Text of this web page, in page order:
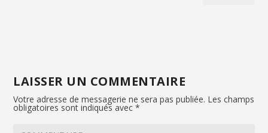
LAISSER UN COMMENTAIRE
Votre adresse de messagerie ne sera pas publiée. Les champs
obligatoires sont indiqués avec*